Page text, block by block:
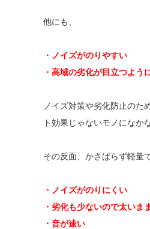
他にも、
・ノイズがのりやすい
・高域の劣化が目立つよう
ノイズ対策や劣化防止のた
ト効果じゃないモノになか
その反面、かさばらず軽量
・ノイズがのりにくい
・劣化も少ないので太いま
・音が速い